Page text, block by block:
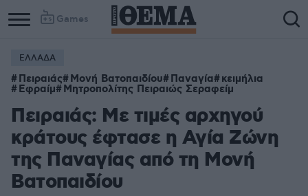
Games
ΕΛΛΑΔΑ
Πειραιάς Μονή Βατοπαιδίου Παναγία κειμήλια
Εφραίμ Μητροπολίτης Πειραιώς Σεραφείμ
Πειραιάς: Με τιμές αρχηγού
κράτους έφτασε η Αγία Ζώνη
της Παναγίας από τη Μονή
Βατοπαιδίου